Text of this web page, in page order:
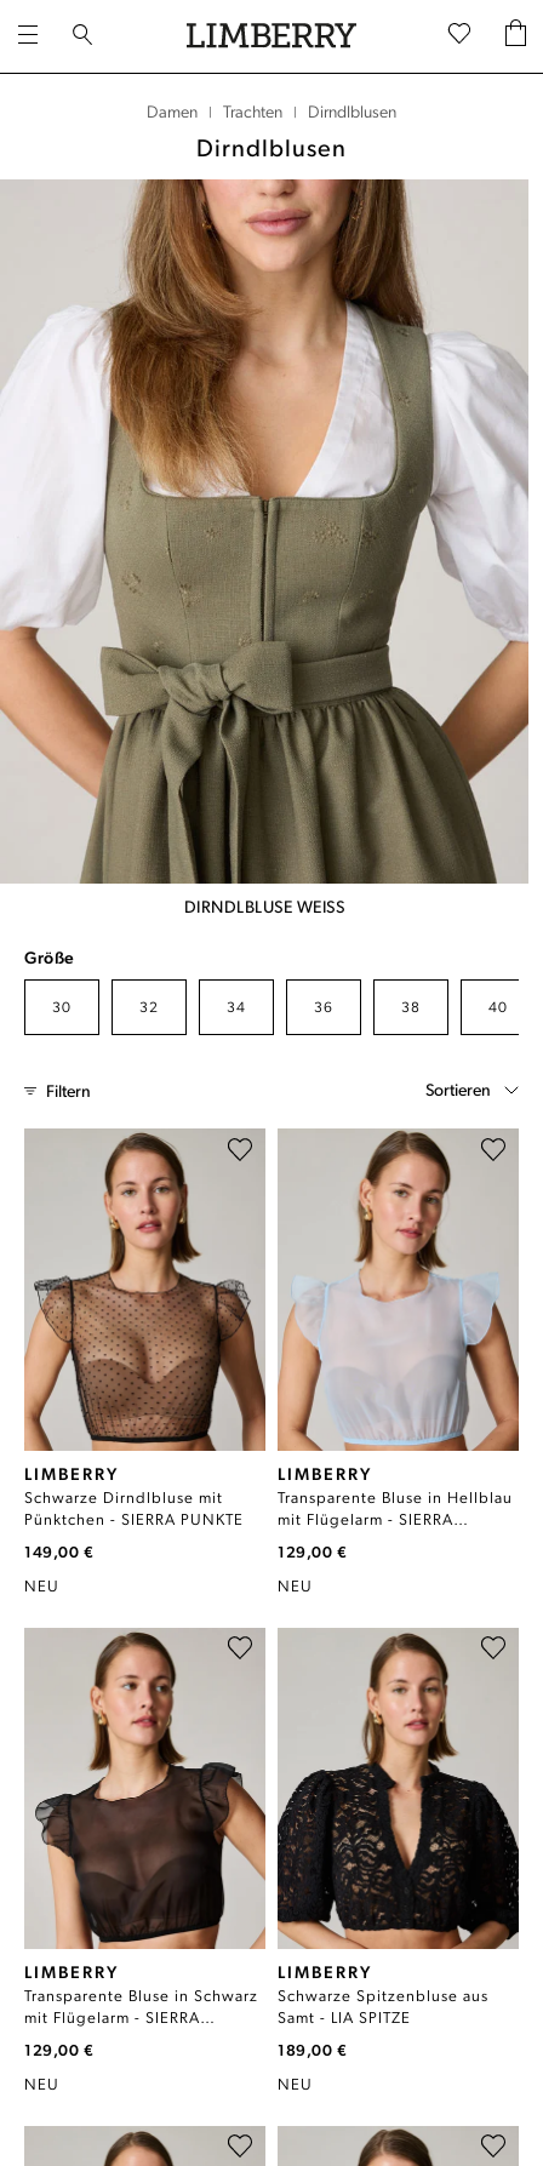
Damen Trachten Dirndlblusen
Dirndlblusen
DIRNDLBLUSE WEISS
Größe
Filtern Sortieren
LIMBERRY
Schwarze Dirndlbluse mit
Pünktchen - SIERRA PUNKTE
149,00 €
NEU
LIMBERRY
Transparente Bluse in Hellblau
mit Flügelarm - SIERRA
129,00 €
NEU
LIMBERRY
Transparente Bluse in Schwarz
mit Flügelarm - SIERRA
129,00 €
NEU
LIMBERRY
Schwarze Spitzenbluse aus
Samt - LIA SPITZE
189,00 €
NEU